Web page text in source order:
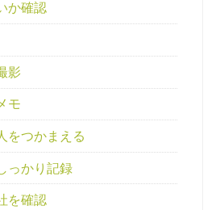
か確認
影
モ
をつかまえる
っかり記録
を確認